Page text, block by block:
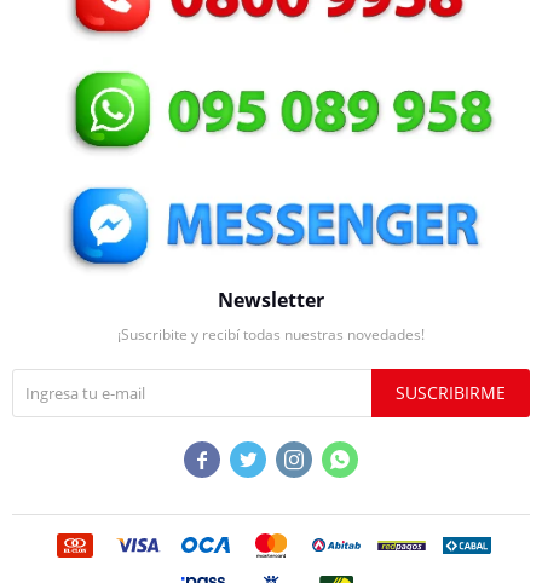
Newsletter
¡Suscribite y recibí todas nuestras novedades!
SUSCRIBIRME
   